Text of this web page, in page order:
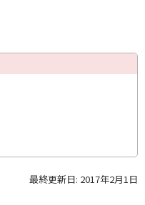
最終更新日: 2017年2月1日